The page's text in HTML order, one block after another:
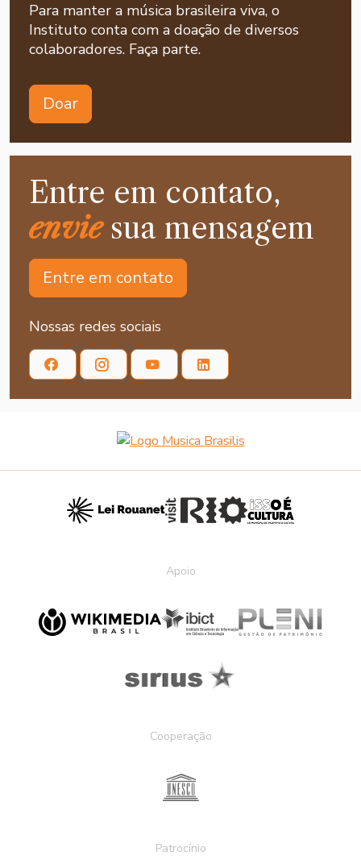
Para manter a música brasileira viva, o
Instituto conta com a doação de diversos
colaboradores. Faça parte.
Doar
Entre em contato,
enviesua mensagem
Entre em contato
Nossas redes sociais
Apoio
Cooperação
Patrocínio